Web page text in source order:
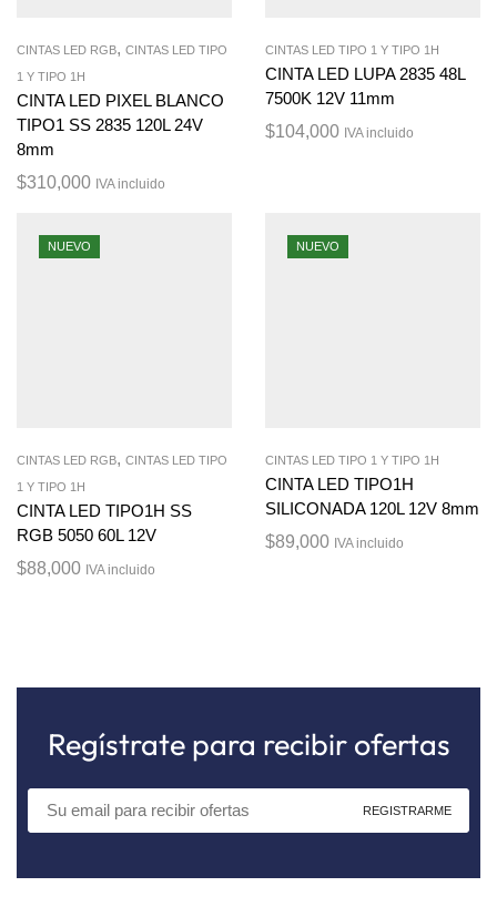
CINTAS LED RGB, CINTAS LED TIPO
1 Y TIPO 1H
CINTA LED PIXEL BLANCO
TIPO1 SS 2835 120L 24V
8mm
$310,000 IVA incluido
CINTAS LED TIPO 1 Y TIPO 1H
CINTA LED LUPA 2835 48L
7500K 12V 11mm
$104,000 IVA incluido
NUEVO
CINTAS LED RGB, CINTAS LED TIPO
1 Y TIPO 1H
CINTA LED TIPO1H SS
RGB 5050 60L 12V
$88,000 IVA incluido
NUEVO
CINTAS LED TIPO 1 Y TIPO 1H
CINTA LED TIPO1H
SILICONADA 120L 12V 8mm
$89,000 IVA incluido
Regístrate para recibir ofertas